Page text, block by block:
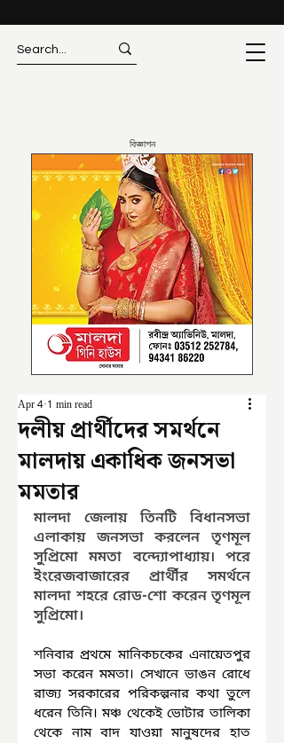
বিজ্ঞাপন
দলীয় প্রার্থীদের সমর্থনে
মালদায় একাধিক জনসভা
মমতার
Apr 4 1 min read
মালদা জেলায় তিনটি বিধানসভা
এলাকায় জনসভা করলেন তৃণমূল
সুপ্রিমো মমতা বন্দ্যোপাধ্যায়। পরে
ইংরেজবাজারের প্রার্থীর সমর্থনে
মালদা শহরে রোড-শো করেন তৃণমূল
সুপ্রিমো।
শনিবার প্রথমে মানিকচকের এনায়েতপুর
সভা করেন মমতা। সেখানে ভাঙন রোধে
রাজ্য সরকারের পরিকল্পনার কথা তুলে
ধরেন তিনি। মঞ্চ থেকেই ভোটার তালিকা
থেকে নাম বাদ যাওয়া মানুষদের হাত